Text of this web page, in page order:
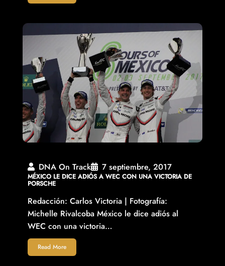
DNA On Track 7 septiembre, 2017
MÉXICO LE DICE ADIÓS A WEC CON UNA VICTORIA DE
PORSCHE
Redacción: Carlos Victoria | Fotografía:
Michelle Rivalcoba México le dice adiós al
WEC con una victoria…
Read More